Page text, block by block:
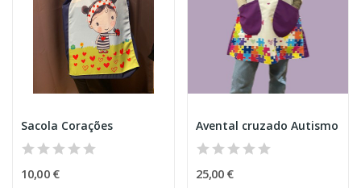
Sacola Corações
10,00 €
Avental cruzado Autismo
25,00 €